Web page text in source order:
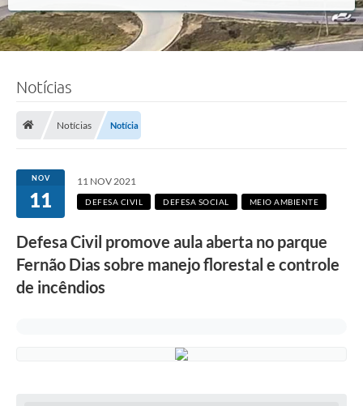
Notícias
Notícias Notícia
NOV
11
11 NOV 2021
DEFESA CIVIL DEFESA SOCIAL MEIO AMBIENTE
Defesa Civil promove aula aberta no parque
Fernão Dias sobre manejo florestal e controle
de incêndios